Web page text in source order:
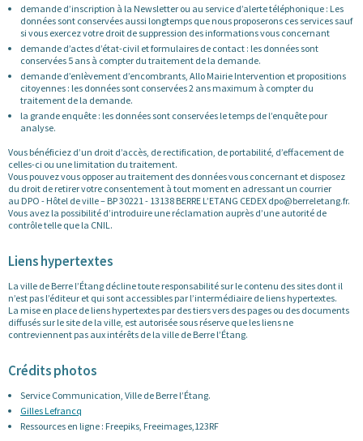
demande d’inscription à la Newsletter ou au service d’alerte téléphonique : Les
données sont conservées aussi longtemps que nous proposerons ces services sauf
si vous exercez votre droit de suppression des informations vous concernant
demande d’actes d’état-civil et formulaires de contact : les données sont
conservées 5 ans à compter du traitement de la demande.
demande d’enlèvement d’encombrants, Allo Mairie Intervention et propositions
citoyennes : les données sont conservées 2 ans maximum à compter du
traitement de la demande.
la grande enquête : les données sont conservées le temps de l’enquête pour
analyse.
Vous bénéficiez d’un droit d’accès, de rectification, de portabilité, d’effacement de
celles-ci ou une limitation du traitement.
Vous pouvez vous opposer au traitement des données vous concernant et disposez
du droit de retirer votre consentement à tout moment en adressant un courrier
au DPO - Hôtel de ville – BP 30221 - 13138 BERRE L’ETANG CEDEX dpo@berreletang.fr.
Vous avez la possibilité d’introduire une réclamation auprès d’une autorité de
contrôle telle que la CNIL.
Liens hypertextes
La ville de Berre l’Étang décline toute responsabilité sur le contenu des sites dont il
n’est pas l’éditeur et qui sont accessibles par l’intermédiaire de liens hypertextes.
La mise en place de liens hypertextes par des tiers vers des pages ou des documents
diffusés sur le site de la ville, est autorisée sous réserve que les liens ne
contreviennent pas aux intérêts de la ville de Berre l’Étang.
Crédits photos
Service Communication, Ville de Berre l’Étang.
Gilles Lefrancq
Ressources en ligne : Freepiks, Freeimages,123RF